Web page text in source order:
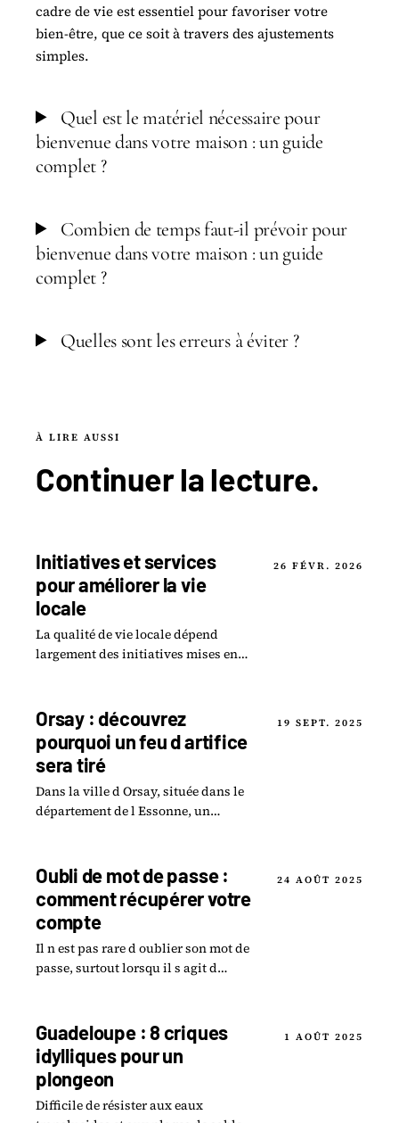
cadre de vie est essentiel pour favoriser votre
bien-être, que ce soit à travers des ajustements
simples.
Quel est le matériel nécessaire pour
bienvenue dans votre maison : un guide
complet ?
Combien de temps faut-il prévoir pour
bienvenue dans votre maison : un guide
complet ?
Quelles sont les erreurs à éviter ?
À LIRE AUSSI
Continuer lalecture.
Initiatives et services
pour améliorer la vie
locale
La qualité de vie locale dépend
largement des initiatives mises en
mêmes.
26 FÉVR. 2026
Orsay : découvrez
pourquoi un feu d artifice
sera tiré
Dans la ville d Orsay, située dans le
département de l Essonne, un
le tir d un feu.
19 SEPT. 2025
Oubli de mot de passe :
comment récupérer votre
compte
Il n est pas rare d oublier son mot de
passe, surtout lorsqu il s agit d
ent.essonne.fr.
24 AOÛT 2025
Guadeloupe : 8 criques
idylliques pour un
plongeon
Difficile de résister aux eaux
1 AOÛT 2025